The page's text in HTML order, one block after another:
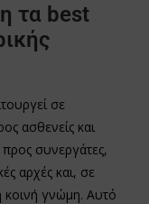
τα best
σε
ασθενείς και
προς συνεργάτες,
αρχές και, σε
κοινή γνώμη. Αυτό